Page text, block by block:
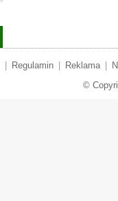
Regulamin Reklama
©